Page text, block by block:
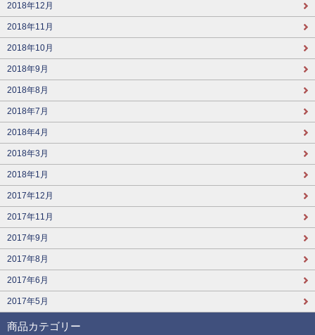
2018年12月
2018年11月
2018年10月
2018年9月
2018年8月
2018年7月
2018年4月
2018年3月
2018年1月
2017年12月
2017年11月
2017年9月
2017年8月
2017年6月
2017年5月
商品カテゴリー